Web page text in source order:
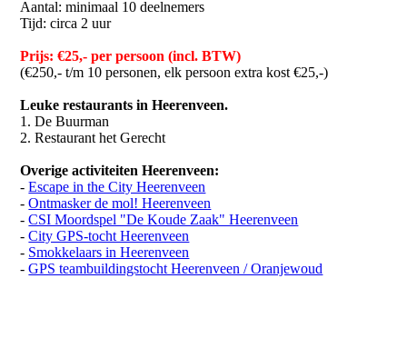
Aantal: minimaal 10 deelnemers
Tijd: circa 2 uur
Prijs: €25,- per persoon (incl. BTW)
(€250,- t/m 10 personen, elk persoon extra kost €25,-)
Leuke restaurants in Heerenveen.
1. De Buurman
2. Restaurant het Gerecht
Overige activiteiten Heerenveen:
-Escape in the City Heerenveen
-Ontmasker de mol! Heerenveen
-CSI Moordspel "De Koude Zaak" Heerenveen
-City GPS-tocht Heerenveen
- Smokkelaars in Heerenveen
-GPS teambuildingstocht Heerenveen / Oranjewoud